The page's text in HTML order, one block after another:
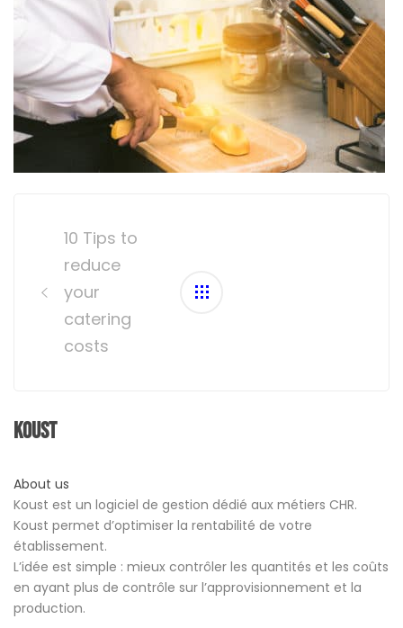
navigation10 Tips to
reduce
your
catering
costs
Koust
About us
Koust est un logiciel de gestion dédié aux métiers CHR.
Koust permet d’optimiser la rentabilité de votre
établissement.
L’idée est simple : mieux contrôler les quantités et les coûts
en ayant plus de contrôle sur l’approvisionnement et la
production.